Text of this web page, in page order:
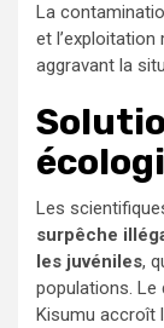
La
et
aggravant la
Les
surpêche
les juvéniles,
populations. Le
Kisumu accroît